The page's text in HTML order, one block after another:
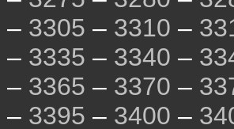
– 3305 – 3310 –
– 3335 – 3340 –
– 3365 – 3370 –
– 3395 – 3400 –